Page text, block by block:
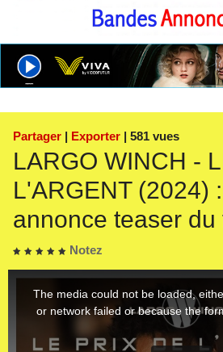
Partager | Exporter | 581 vues
LARGO WINCH -
L'ARGENT (2024)
annonce teaser du
Notez